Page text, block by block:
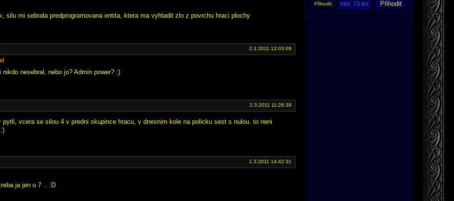
silu mi sebrala predprogramovana entita, ktera ma vyhladit zlo z povrchu hraci plochy
2.3.2011 12:03:09
nikdo nesebral, nebo jo? Admin power? ;)
2.3.2011 11:26:39
pytli, vcera se silou 4 v predni skupince hracu, v dnesnim kole na policku sest s nulou. to neni
1.3.2011 14:42:31
ja jen o 7 .. :D
Přihodit: